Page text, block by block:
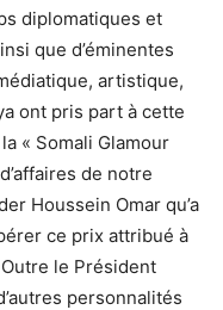
diplomatiques et
que d’éminentes
artistique,
ont pris part à cette
« Somali Glamour
de notre
Houssein Omar qu’a
ce prix attribué à
le Président
personnalités